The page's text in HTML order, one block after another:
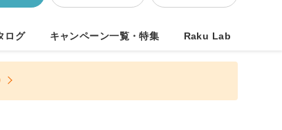
ログ キャンペーン一覧・特集 Raku Lab